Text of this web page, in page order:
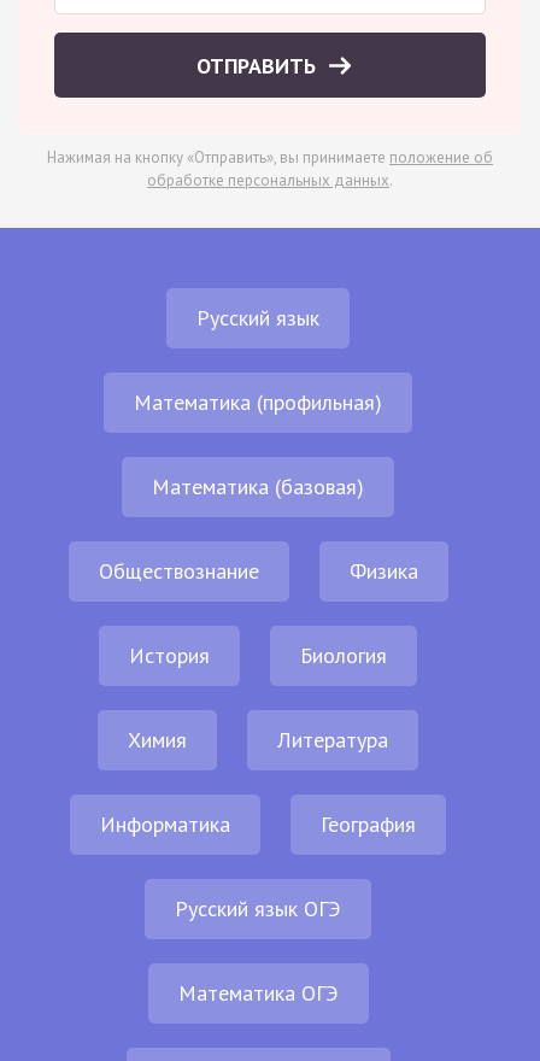
ОТПРАВИТЬ
Нажимая на кнопку «Отправить», вы принимаете положение об
обработке персональных данных.
Русский язык
Математика (профильная)
Математика (базовая)
Обществознание Физика
История Биология
Химия Литература
Информатика География
Русский язык ОГЭ
Математика ОГЭ